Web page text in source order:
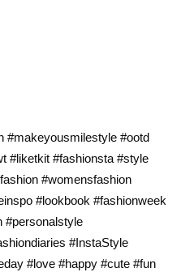
#makeyousmilestyle #ootd
#liketkit #fashionsta #style
#womensfashion
#lookbook #fashionweek
#personalstyle
#InstaStyle
#love #happy #cute #fun